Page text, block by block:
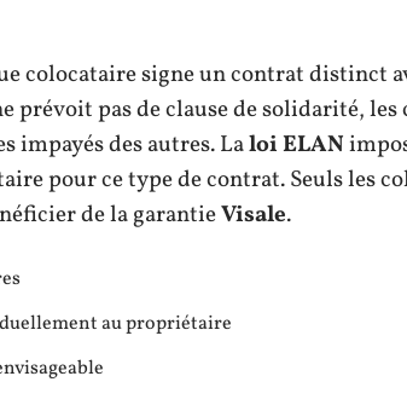
colocataire signe un contrat distinct
prévoit pas de clause de solidarité, les
impayés des autres. Laloi ELAN
pour ce type de contrat. Seuls les
de la garantieVisale.
au propriétaire